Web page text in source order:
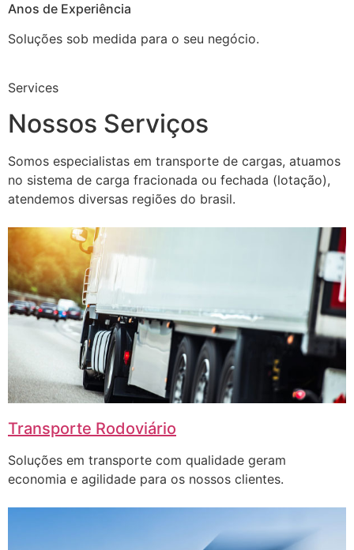
Anos de Experiência
Soluções sob medida para o seu negócio.
Services
Nossos Serviços
Somos especialistas em transporte de cargas, atuamos
no sistema de carga fracionada ou fechada (lotação),
atendemos diversas regiões do brasil.
Transporte Rodoviário
Soluções em transporte com qualidade geram
economia e agilidade para os nossos clientes.